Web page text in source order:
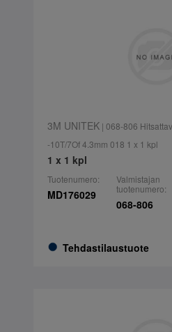
3M UNITEK| 068-806
-10T/7Of 4.3mm 018 1 x 1 kpl
1 x 1 kpl
Tuotenumero:
MD176029
Tehdastilaustuote
Valmistajan
tuotenumero:
068-806